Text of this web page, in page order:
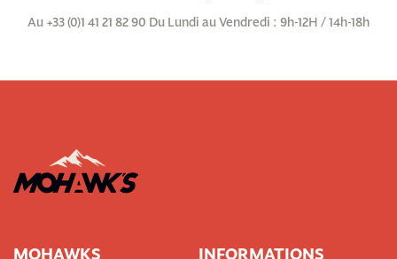
Au +33 (0)1 41 21 82 90 Du Lundi au Vendredi : 9h-12H / 14h-18h
MOHAWKS INFORMATIONS